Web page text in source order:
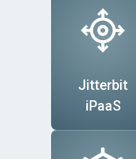
Jitterbit
iPaaS